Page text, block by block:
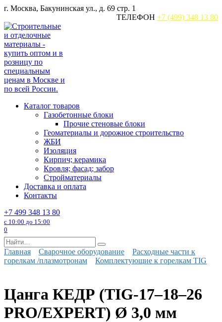
Перейти
содержанию
г. Москва, Бакунинская ул., д. 69 стр. 1
ТЕЛЕФОН +7 (499) 348 13 80
Каталог товаров
Газобетонные блоки
Прочие стеновые блоки
Геоматериалы и дорожное строительство
ЖБИ
Изоляция
Кирпич; керамика
Кровля; фасад; забор
Стройматериалы
Доставка и оплата
Контакты
+7 499 348 13 80
с 10:00 до 15:00
0
Search
for:
Главная Сварочное оборудование
Расходные части к
горелкам /плазмотронам
Комплектующие к горелкам TIG
Цанга КЕДР (TIG-17–18–26
PRO/EXPERT) Ø 3,0 мм